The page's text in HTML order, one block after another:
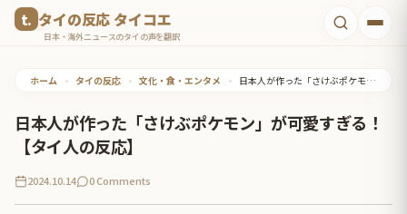
タイの反応 タイコエ
日本・海外ニュースのタイの声を翻訳
ホーム • タイの反応 • 文化・食・エンタメ • 日本人が作った「さけぶポケモン」が可愛すぎる！【タイ人の反応】
日本人が作った「さけぶポケモン」が可愛すぎる！
【タイ人の反応】
2024.10.14 0 Comments